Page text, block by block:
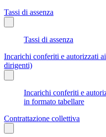
Tassi di assenza
Tassi di assenza
Incarichi conferiti e autorizzati
dirigenti)
Incarichi conferiti e
in formato tabellare
Contrattazione collettiva